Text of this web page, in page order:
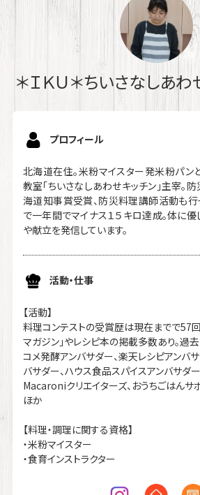
＊ＩＫＵ＊ちいさなしあわ
プロフィール
北海道在住。米粉マイスター発米粉パン
教室「ちいさなしあわせキッチン」主宰。
海道知事賞受賞、防災料理講師活動も行
で一年間でマイナス１５キロ達成。体に
や献立を発信しています。
活動・仕事
【活動】
料理コンテストの受賞歴は現在までで57回
マガジン」やレシピ本の掲載多数あり。過
コメ発酵アンバサダー、楽天レシピアンバサ
バサダー、ハウス食品スパイスアンバサダー
Macaroniクリエイターズ、おうちごはん
ほか
【料理・調理に関する資格】
・米粉マイスター
・食育インストラクター